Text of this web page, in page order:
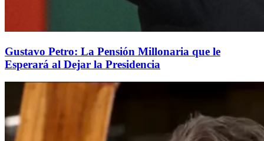
Gustavo Petro: La Pensión Millonaria que le
Esperará al Dejar la Presidencia